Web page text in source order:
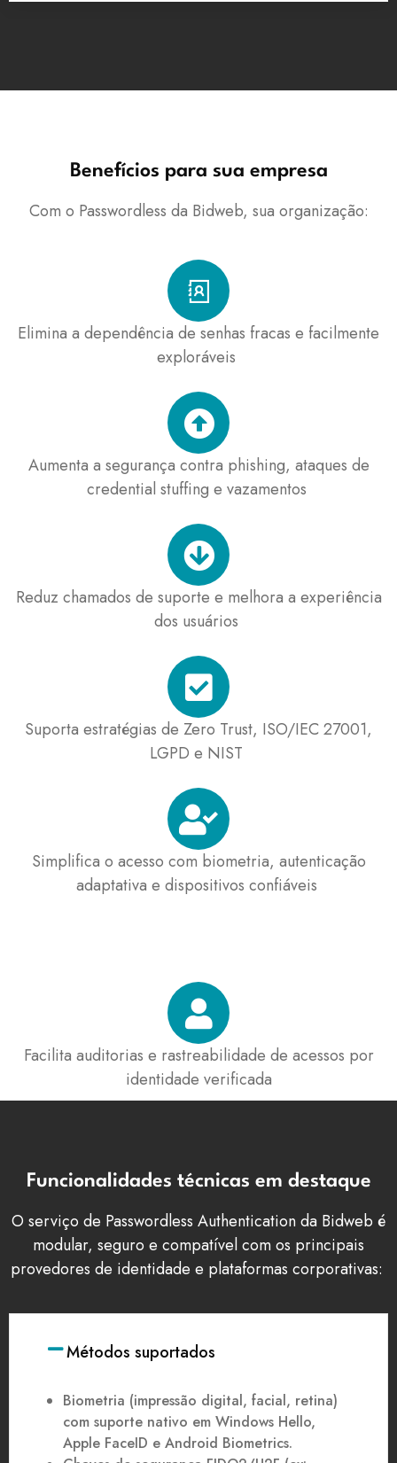
Benefícios para sua empresa
Com o Passwordless da Bidweb, sua organização:
Elimina a dependência de senhas fracas e facilmente
exploráveis ​
Aumenta a segurança contra phishing, ataques de
credential stuffing e vazamentos ​
Reduz chamados de suporte e melhora a experiência
dos usuários ​
Suporta estratégias de Zero Trust, ISO/IEC 27001,
LGPD e NIST ​
Simplifica o acesso com biometria, autenticação
adaptativa e dispositivos confiáveis ​
Facilita auditorias e rastreabilidade de acessos por
identidade verificada
Funcionalidades técnicas em destaque
O serviço de Passwordless Authenticationda Bidweb é
modular, seguro e compatível com os principais
provedores de identidade e plataformas corporativas:
Métodos suportados
Biometria (impressão digital, facial, retina)
com suporte nativo em Windows Hello,
Apple FaceID e Android Biometrics.